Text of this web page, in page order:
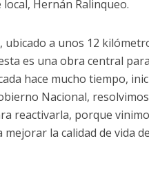
Hernán Ralinqueo.
ubicado a unos 12
es una obra central
hace mucho tiempo,
Nacional,
reactivarla, porque
la calidad de vida